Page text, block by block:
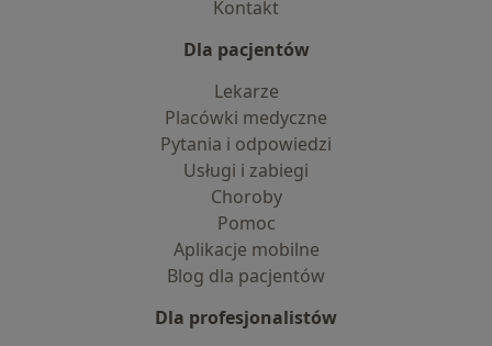
Kontakt
Dla pacjentów
Lekarze
Placówki medyczne
Pytania i odpowiedzi
Usługi i zabiegi
Choroby
Pomoc
Aplikacje mobilne
Blog dla pacjentów
Dla profesjonalistów